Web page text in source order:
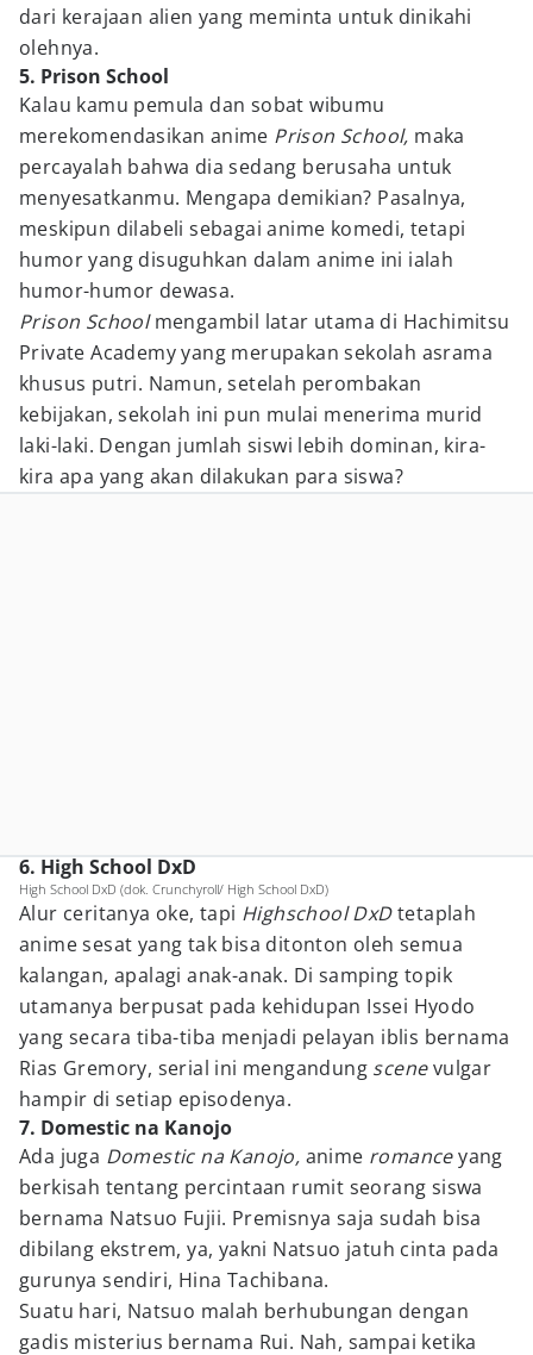
dari kerajaan alien yang meminta untuk dinikahi
olehnya.
5. Prison School
Kalau kamu pemula dan sobat wibumu
merekomendasikan anime Prison School, maka
percayalah bahwa dia sedang berusaha untuk
menyesatkanmu. Mengapa demikian? Pasalnya,
meskipun dilabeli sebagai anime komedi, tetapi
humor yang disuguhkan dalam anime ini ialah
humor-humor dewasa.
Prison Schoolmengambil latar utama di Hachimitsu
Private Academy yang merupakan sekolah asrama
khusus putri. Namun, setelah perombakan
kebijakan, sekolah ini pun mulai menerima murid
laki-laki. Dengan jumlah siswi lebih dominan, kira-
kira apa yang akan dilakukan para siswa?
6. High School DxD
High School DxD (dok. Crunchyroll/ High School DxD)
Alur ceritanya oke, tapi Highschool DxDtetaplah
anime sesat yang tak bisa ditonton oleh semua
kalangan, apalagi anak-anak. Di samping topik
utamanya berpusat pada kehidupan Issei Hyodo
yang secara tiba-tiba menjadi pelayan iblis bernama
Rias Gremory, serial ini mengandung scenevulgar
hampir di setiap episodenya.
7. Domestic na Kanojo
Ada juga Domestic na Kanojo, anime romanceyang
berkisah tentang percintaan rumit seorang siswa
bernama Natsuo Fujii. Premisnya saja sudah bisa
dibilang ekstrem, ya, yakni Natsuo jatuh cinta pada
gurunya sendiri, Hina Tachibana.
Suatu hari, Natsuo malah berhubungan dengan
gadis misterius bernama Rui. Nah, sampai ketika